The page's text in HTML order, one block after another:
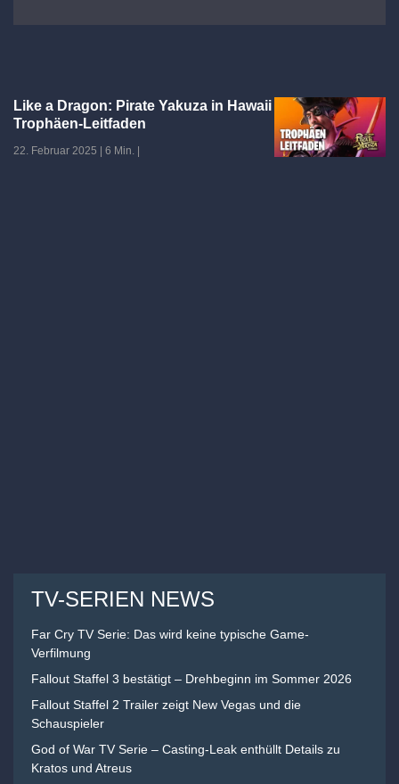
Like a Dragon: Pirate Yakuza in Hawaii
Trophäen-Leitfaden
22. Februar 2025 | 6 Min. |
TV-SERIEN NEWS
Far Cry TV Serie: Das wird keine typische Game-
Verfilmung
Fallout Staffel 3 bestätigt – Drehbeginn im Sommer 2026
Fallout Staffel 2 Trailer zeigt New Vegas und die
Schauspieler
God of War TV Serie – Casting-Leak enthüllt Details zu
Kratos und Atreus